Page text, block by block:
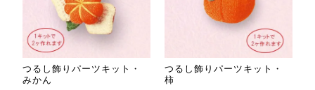
つるし飾りパーツキット・
みかん
つるし飾りパーツキット・
柿